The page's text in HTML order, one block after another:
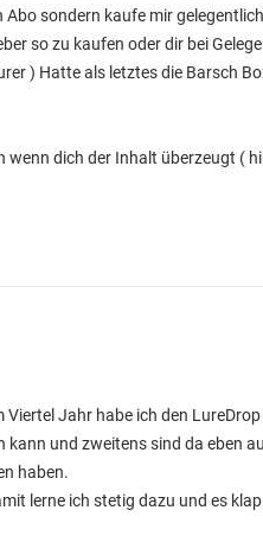
sondern kaufe mir
so zu kaufen oder dir bei
) Hatte als letztes die Barsch
dich der Inhalt überzeugt (
Jahr habe ich den
und zweitens sind da eben
haben.
lerne ich stetig dazu und es